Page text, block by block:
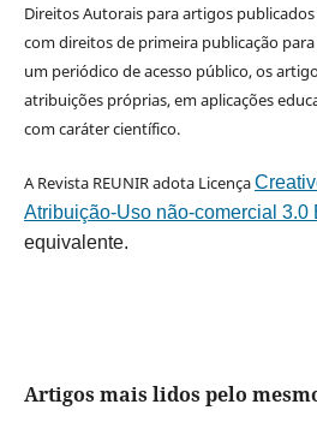
Direitos Autorais para artigos
com direitos de primeira publicação
um periódico de acesso público, os
atribuições próprias, em aplicações
com caráter científico.
A Revista REUNIR adota Licença
Atribuição-Uso não-comercial 3.0
equivalente.
Artigos mais lidos pelo